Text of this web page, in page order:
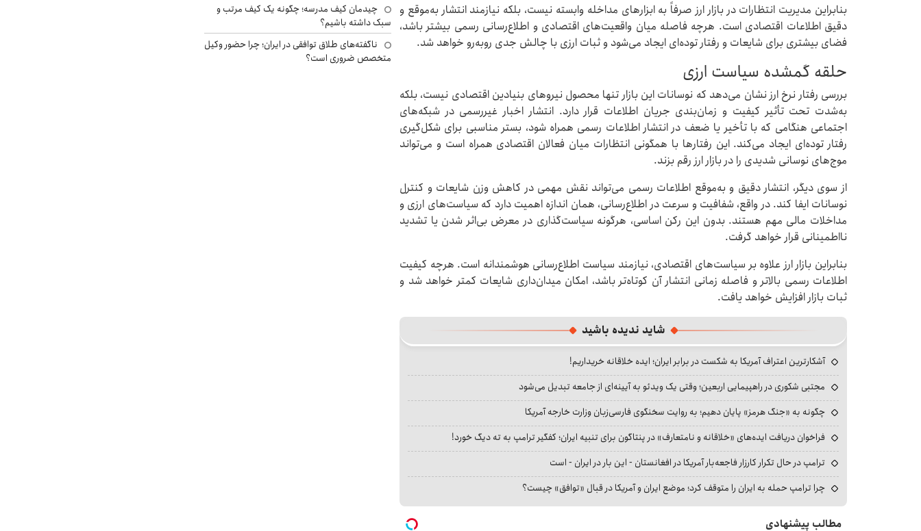
بنابراین مدیریت انتظارات در بازار ارز صرفاً به ابزارهای مداخله وابسته نیست، بلکه نیازمند انتشار به‌موقع و
دقیق اطلاعات اقتصادی است. هرچه فاصله میان واقعیت‌های اقتصادی و اطلاع‌رسانی رسمی بیشتر باشد،
فضای بیشتری برای شایعات و رفتار توده‌ای ایجاد می‌شود و ثبات ارزی با چالش جدی روبه‌رو خواهد شد.
حلقه گمشده سیاست ارزی
بررسی رفتار نرخ ارز نشان می‌دهد که نوسانات این بازار تنها محصول نیروهای بنیادین اقتصادی نیست، بلکه
به‌شدت تحت تأثیر کیفیت و زمان‌بندی جریان اطلاعات قرار دارد. انتشار اخبار غیررسمی در شبکه‌های
اجتماعی هنگامی که با تأخیر یا ضعف در انتشار اطلاعات رسمی همراه شود، بستر مناسبی برای شکل‌گیری
رفتار توده‌ای ایجاد می‌کند. این رفتارها با همگونی انتظارات میان فعالان اقتصادی همراه است و می‌تواند
موج‌های نوسانی شدیدی را در بازار ارز رقم بزند.
از سوی دیگر، انتشار دقیق و به‌موقع اطلاعات رسمی می‌تواند نقش مهمی در کاهش وزن شایعات و کنترل
نوسانات ایفا کند. در واقع، شفافیت و سرعت در اطلاع‌رسانی، همان اندازه اهمیت دارد که سیاست‌های ارزی و
مداخلات مالی مهم هستند. بدون این رکن اساسی، هرگونه سیاست‌گذاری در معرض بی‌اثر شدن یا تشدید
نااطمینانی قرار خواهد گرفت.
بنابراین بازار ارز علاوه بر سیاست‌های اقتصادی، نیازمند سیاست اطلاع‌رسانی هوشمندانه است. هرچه کیفیت
اطلاعات رسمی بالاتر و فاصله زمانی انتشار آن کوتاه‌تر باشد، امکان میدان‌داری شایعات کمتر خواهد شد و
ثبات بازار افزایش خواهد یافت.
شاید ندیده باشید
آشکارترین اعتراف آمریکا به شکست در برابر ایران؛ ایده خلاقانه خریداریم!
مجتبی شکوری در راهپیمایی اربعین؛ وقتی یک ویدئو به آیینه‌ای از جامعه تبدیل می‌شود
چگونه به «جنگ هرمز» پایان دهیم؛ به روایت سخنگوی فارسی‌زبان وزارت خارجه آمریکا
فراخوان دریافت ایده‌های «خلاقانه و نامتعارف» در پنتاگون برای تنبیه ایران؛ کفگیر ترامپ به ته دیگ خورد!
ترامپ در حال تکرار کارزار فاجعه‌بار آمریکا در افغانستان - این بار در ایران - است
چرا ترامپ حمله به ایران را متوقف کرد؛ موضع ایران و آمریکا در قبال «توافق» چیست؟
مطالب پیشنهادی
چیدمان کیف مدرسه؛ چگونه یک کیف مرتب و
سبک داشته باشیم؟
ناگفته‌های طلاق توافقی در ایران؛ چرا حضور وکیل
متخصص ضروری است؟